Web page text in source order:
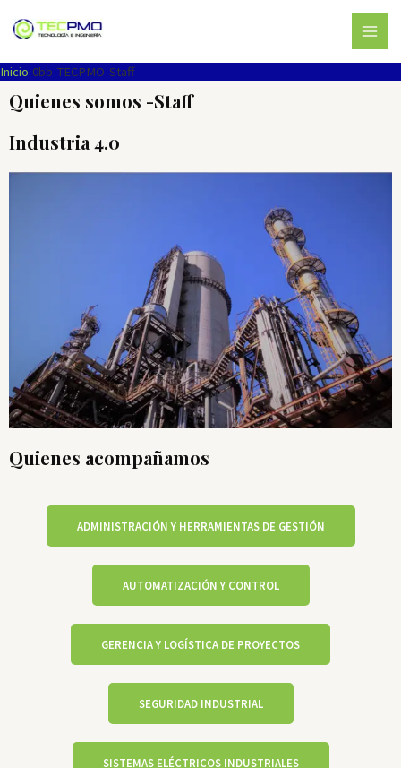
MAIN
Inicio TECPMO-Staff
Quienes somos -Staff
Industria 4.0
Quienes acompañamos
ADMINISTRACIÓN Y HERRAMIENTAS DE GESTIÓN
AUTOMATIZACIÓN Y CONTROL
GERENCIA Y LOGÍSTICA DE PROYECTOS
SEGURIDAD INDUSTRIAL
SISTEMAS ELÉCTRICOS INDUSTRIALES